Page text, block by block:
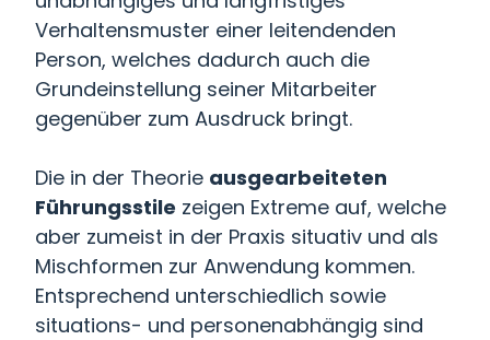
Verhaltensmuster einer leitendenden
Person, welches dadurch auch die
Grundeinstellung seiner Mitarbeiter
gegenüber zum Ausdruck bringt.
Die in der Theorie ausgearbeiteten
Führungsstile zeigen Extreme auf, welche
aber zumeist in der Praxis situativ und als
Mischformen zur Anwendung kommen.
Entsprechend unterschiedlich sowie
situations- und personenabhängig sind